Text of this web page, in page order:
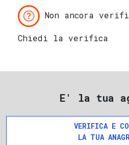
Non ancora
Chiedi la verifica
E' la tua
VERIFICA E
LA TUA